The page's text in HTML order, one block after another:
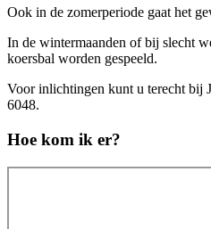
Ook in de zomerperiode gaat het
In de wintermaanden of bij slecht
koersbal worden gespeeld.
Voor inlichtingen kunt u terecht bij
6048.
Hoe kom ik er?